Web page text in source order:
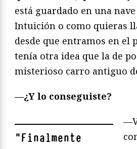
está guardado en una
Intuición o como quieras
desde que entramos en el
tenía otra idea que la de
misterioso carro antiguo
—¿Y lo conseguiste?
"Finalmente